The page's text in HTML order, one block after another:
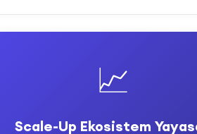
📈
Scale-Up Ekosistem